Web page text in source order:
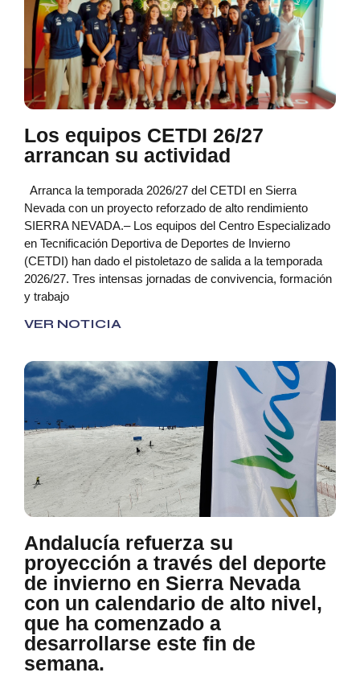
Los equipos CETDI 26/27
arrancan su actividad
Arranca la temporada 2026/27 del CETDI en Sierra
Nevada con un proyecto reforzado de alto rendimiento
SIERRA NEVADA.– Los equipos del Centro Especializado
en Tecnificación Deportiva de Deportes de Invierno
(CETDI) han dado el pistoletazo de salida a la temporada
2026/27. Tres intensas jornadas de convivencia, formación
y trabajo
VER NOTICIA
Andalucía refuerza su
proyección a través del deporte
de invierno en Sierra Nevada
con un calendario de alto nivel,
que ha comenzado a
desarrollarse este fin de
semana.